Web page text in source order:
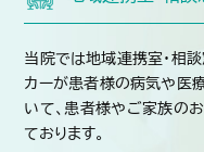
当院では地域連携室・相
カーが患者様の病気や医
いて、患者様やご家族の
ております。